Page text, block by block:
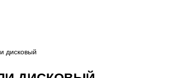
дисковый